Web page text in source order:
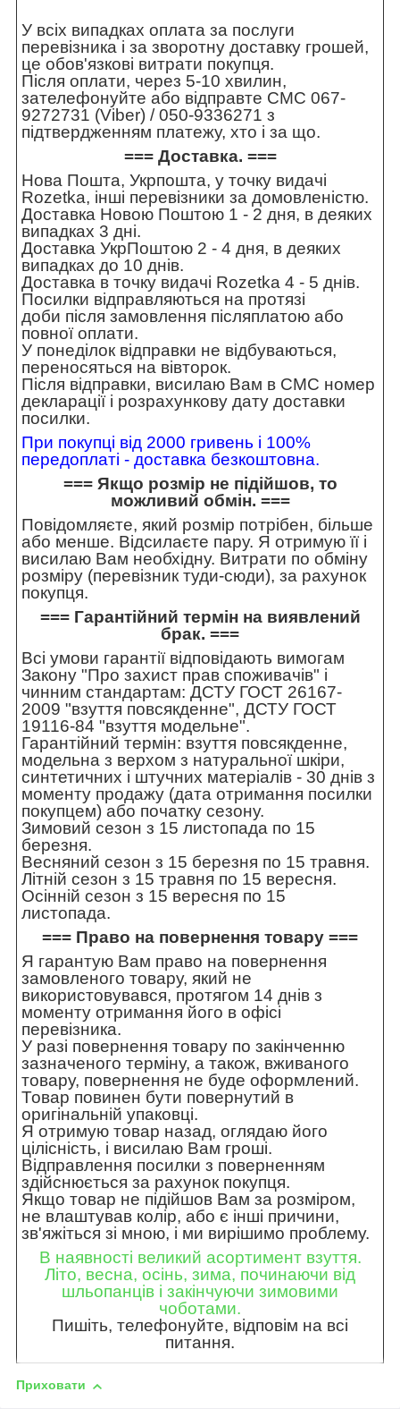
У всіх випадках оплата за послуги
перевізника і за зворотну доставку грошей,
це обов'язкові витрати покупця.
Після оплати, через 5-10 хвилин,
зателефонуйте або відправте СМС 067-
9272731 (Viber) / 050-9336271 з
підтвердженням платежу, хто і за що.
=== Доставка. ===
Нова Пошта, Укрпошта, у точку видачі
Rozetka, інші перевізники за домовленістю.
Доставка Новою Поштою 1 - 2 дня, в деяких
випадках 3 дні.
Доставка УкрПоштою 2 - 4 дня, в деяких
випадках до 10 днів.
Доставка в точку видачі Rozetka 4 - 5 днів.
Посилки відправляються на протязі
доби після замовлення післяплатою або
повної оплати.
У понеділок відправки не відбуваються,
переносяться на вівторок.
Після відправки, висилаю Вам в СМС номер
декларації і розрахункову дату доставки
посилки.
При покупці від 2000 гривень і 100%
передоплаті - доставка безкоштовна.
=== Якщо розмір не підійшов, то
можливий обмін. ===
Повідомляєте, який розмір потрібен, більше
або менше. Відсилаєте пару. Я отримую її і
висилаю Вам необхідну. Витрати по обміну
розміру (перевізник туди-сюди), за рахунок
покупця.
=== Гарантійний термін на виявлений
брак. ===
Всі умови гарантії відповідають вимогам
Закону "Про захист прав споживачів" і
чинним стандартам: ДСТУ ГОСТ 26167-
2009 "взуття повсякденне", ДСТУ ГОСТ
19116-84 "взуття модельне".
Гарантійний термін: взуття повсякденне,
модельна з верхом з натуральної шкіри,
синтетичних і штучних матеріалів - 30 днів з
моменту продажу (дата отримання посилки
покупцем) або початку сезону.
Зимовий сезон з 15 листопада по 15
березня.
Весняний сезон з 15 березня по 15 травня.
Літній сезон з 15 травня по 15 вересня.
Осінній сезон з 15 вересня по 15
листопада.
=== Право на повернення товару ===
Я гарантую Вам право на повернення
замовленого товару, який не
використовувався, протягом 14 днів з
моменту отримання його в офісі
перевізника.
У разі повернення товару по закінченню
зазначеного терміну, а також, вживаного
товару, повернення не буде оформлений.
Товар повинен бути повернутий в
оригінальній упаковці.
Я отримую товар назад, оглядаю його
цілісність, і висилаю Вам гроші.
Відправлення посилки з поверненням
здійснюється за рахунок покупця.
Якщо товар не підійшов Вам за розміром,
не влаштував колір, або є інші причини,
зв'яжіться зі мною, і ми вирішимо проблему.
В наявності великий асортимент взуття.
Літо, весна, осінь, зима, починаючи від
шльопанців і закінчуючи зимовими
чоботами.
Пишіть, телефонуйте, відповім на всі
питання.
Приховати